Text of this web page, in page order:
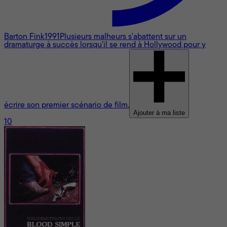
Barton Fink1991Plusieurs malheurs s'abattent sur un
dramaturge à succès lorsqu'il se rend à Hollywood pour y
écrire son premier scénario de film.
Ajouter à ma liste
10